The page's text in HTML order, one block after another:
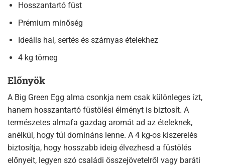
Hosszantartó füst
Prémium minőség
Ideális hal, sertés és szárnyas ételekhez
4 kg tömeg
Előnyök
A Big Green Egg alma csonkja nem csak különleges ízt,
hanem hosszantartó füstölési élményt is biztosít. A
természetes almafa gazdag aromát ad az ételeknek,
anélkül, hogy túl domináns lenne. A 4 kg-os kiszerelés
biztosítja, hogy hosszabb ideig élvezhesd a füstölés
előnyeit, legyen szó családi összejövetelről vagy baráti